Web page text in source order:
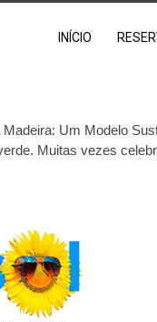
INÍCIO
Um Modelo
Muitas vezes